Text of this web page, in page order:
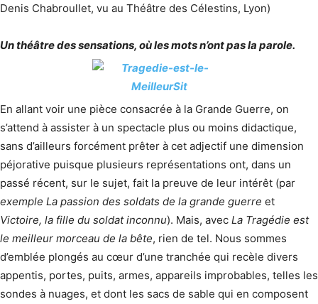
Denis Chabroullet, vu au Théâtre des Célestins, Lyon)
Un théâtre des sensations, où les mots n’ont pas la parole.
En allant voir une pièce consacrée à la Grande Guerre, on
s’attend à assister à un spectacle plus ou moins didactique,
sans d’ailleurs forcément prêter à cet adjectif une dimension
péjorative puisque plusieurs représentations ont, dans un
passé récent, sur le sujet, fait la preuve de leur intérêt (par
exemple La passion des soldats de la grande guerre et
Victoire, la fille du soldat inconnu). Mais, avec La Tragédie est
le meilleur morceau de la bête, rien de tel. Nous sommes
d’emblée plongés au cœur d’une tranchée qui recèle divers
appentis, portes, puits, armes, appareils improbables, telles les
sondes à nuages, et dont les sacs de sable qui en composent